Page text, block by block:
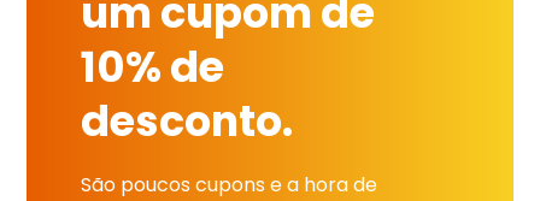
um cupom de
10% de
desconto.
São poucos cupons e a hora de